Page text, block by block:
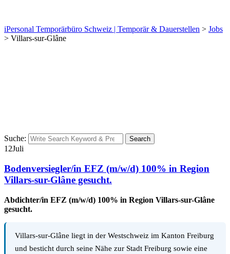
iPersonal Temporärbüro Schweiz | Temporär & Dauerstellen > Jobs
> Villars-sur-Glâne
Suche: Search
12Juli
Bodenversiegler/in EFZ (m/w/d) 100% in Region
Villars-sur-Glâne gesucht.
Abdichter/in EFZ (m/w/d) 100% in Region Villars-sur-Glâne
gesucht.
Villars-sur-Glâne liegt in der Westschweiz im Kanton Freiburg
und besticht durch seine Nähe zur Stadt Freiburg sowie eine